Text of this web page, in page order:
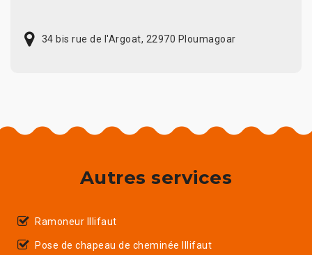
34 bis rue de l'Argoat, 22970 Ploumagoar
Autres services
Ramoneur Illifaut
Pose de chapeau de cheminée Illifaut